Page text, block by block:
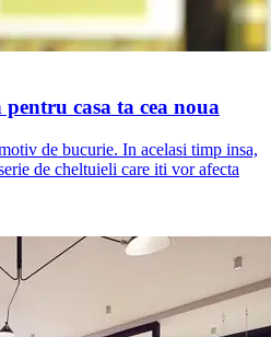
casa ta cea noua
de bucurie. In acelasi timp insa,
de cheltuieli care iti vor afecta